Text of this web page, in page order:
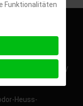
Thesdorfer Weg /
Heuss-
Funktionalitäten